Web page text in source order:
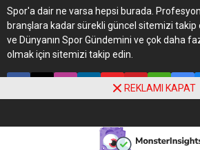
Spor'a dair ne varsa hepsi burada.
branşlara kadar sürekli güncel sitemizi takip
ve Dünyanın Spor Gündemini ve çok daha
olmak için sitemizi takip edin.
REKLAMI KAPAT